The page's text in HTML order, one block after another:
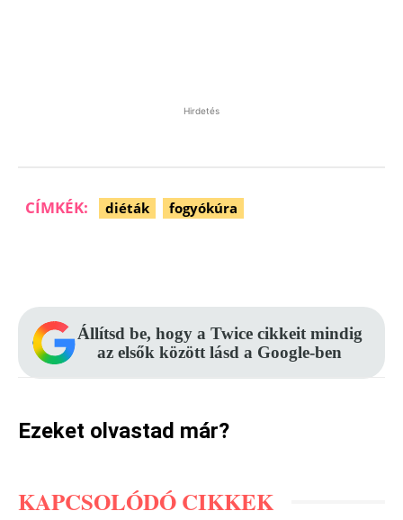
Hirdetés
CÍMKÉK: diéták fogyókúra
Állítsd be, hogy a Twice cikkeit mindig
az elsők között lásd a Google-ben
Ezeket olvastad már?
KAPCSOLÓDÓ CIKKEK